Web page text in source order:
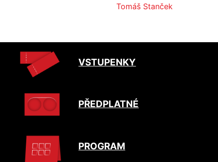
Tomáš Stanček
VSTUPENKY
PŘEDPLATNÉ
PROGRAM